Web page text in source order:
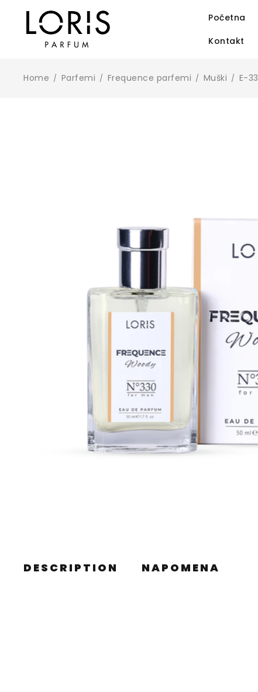
Početna
Kontakt
Home / Parfemi / Frequence parfemi / Muški / E-
DESCRIPTION NAPOMENA